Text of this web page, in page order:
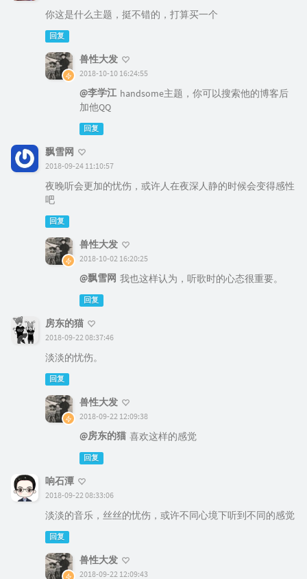
你这是什么主题，挺不错的，打算买一个
回复
兽性大发
2018-10-10 16:24:55
@李学江 handsome主题，你可以搜索他的博客后
加他QQ
回复
飘雪网
2018-09-24 11:10:57
夜晚听会更加的忧伤，或许人在夜深人静的时候会变得感性
吧
回复
兽性大发
2018-10-02 16:20:25
@飘雪网 我也这样认为，听歌时的心态很重要。
回复
房东的猫
2018-09-22 08:37:46
淡淡的忧伤。
回复
兽性大发
2018-09-22 12:09:38
@房东的猫 喜欢这样的感觉
回复
响石潭
2018-09-22 08:33:06
淡淡的音乐，丝丝的忧伤，或许不同心境下听到不同的感觉
回复
兽性大发
2018-09-22 12:09:43